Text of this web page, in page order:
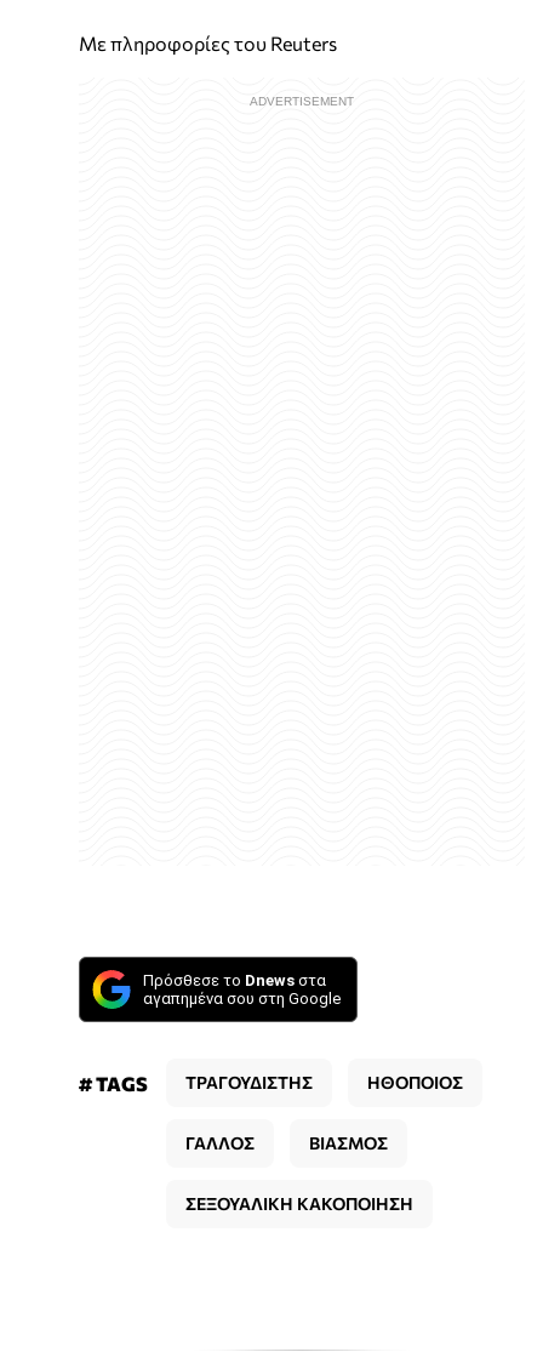
Με πληροφορίες του Reuters
Πρόσθεσε το Dnews στα
αγαπημένα σου στη Google
# TAGS ΤΡΑΓΟΥΔΙΣΤΗΣ ΗΘΟΠΟΙΟΣ
ΓΑΛΛΟΣ ΒΙΑΣΜΟΣ
ΣΕΞΟΥΑΛΙΚΗ ΚΑΚΟΠΟΙΗΣΗ